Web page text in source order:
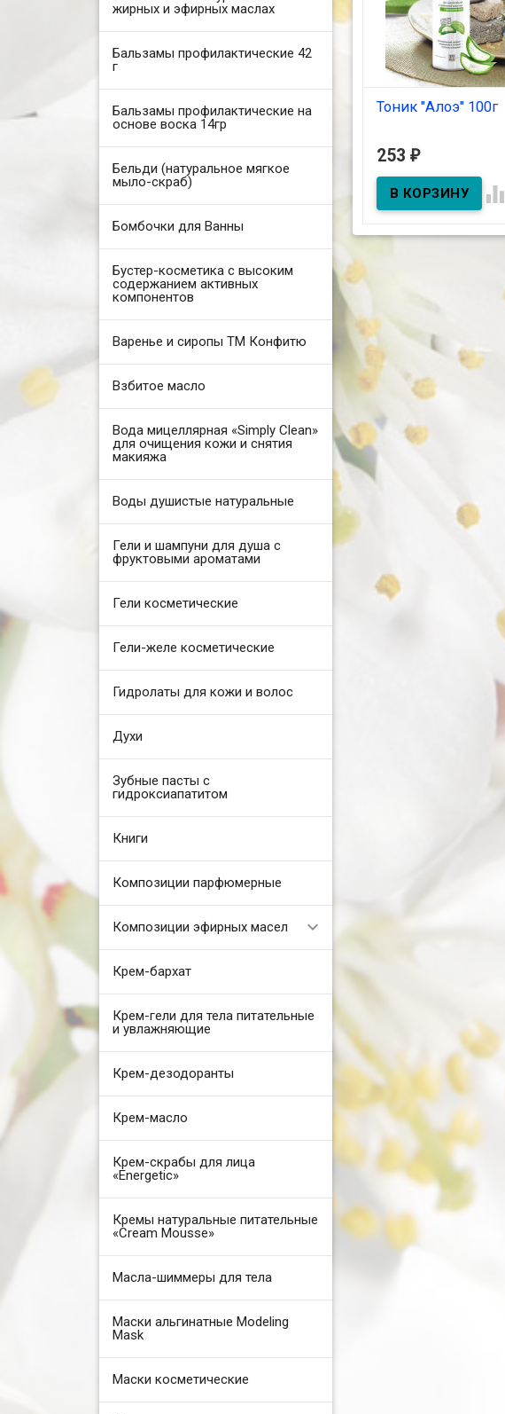
жирных и эфирных маслах
Бальзамы профилактические 42
г
Бальзамы профилактические на
основе воска 14гр
Бельди (натуральное мягкое
мыло-скраб)
Бомбочки для Ванны
Бустер-косметика с высоким
содержанием активных
компонентов
Варенье и сиропы ТМ Конфитю
Взбитое масло
Вода мицеллярная «Simply Clean»
для очищения кожи и снятия
макияжа
Воды душистые натуральные
Гели и шампуни для душа с
фруктовыми ароматами
Гели косметические
Гели-желе косметические
Гидролаты для кожи и волос
Духи
Зубные пасты с
гидроксиапатитом
Книги
Композиции парфюмерные
Композиции эфирных масел
Крем-бархат
Крем-гели для тела питательные
и увлажняющие
Крем-дезодоранты
Крем-масло
Крем-скрабы для лица
«Energetic»
Кремы натуральные питательные
«Cream Mousse»
Масла-шиммеры для тела
Маски альгинатные Modeling
Mask
Маски косметические
Тоник "Алоэ" 100г
В наличии
253 ₽
